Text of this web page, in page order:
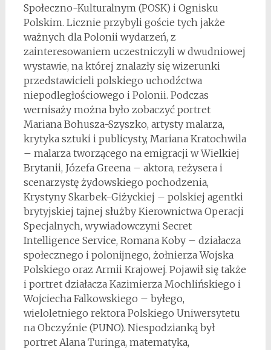
Społeczno-Kulturalnym (POSK) i Ognisku
Polskim. Licznie przybyli goście tych jakże
ważnych dla Polonii wydarzeń, z
zainteresowaniem uczestniczyli w dwudniowej
wystawie, na której znalazły się wizerunki
przedstawicieli polskiego uchodźctwa
niepodległościowego i Polonii. Podczas
wernisaży można było zobaczyć portret
Mariana Bohusza-Szyszko, artysty malarza,
krytyka sztuki i publicysty, Mariana Kratochwila
– malarza tworzącego na emigracji w Wielkiej
Brytanii, Józefa Greena – aktora, reżysera i
scenarzystę żydowskiego pochodzenia,
Krystyny Skarbek-Giżyckiej – polskiej agentki
brytyjskiej tajnej służby Kierownictwa Operacji
Specjalnych, wywiadowczyni Secret
Intelligence Service, Romana Koby – działacza
społecznego i polonijnego, żołnierza Wojska
Polskiego oraz Armii Krajowej. Pojawił się także
i portret działacza Kazimierza Mochlińskiego i
Wojciecha Falkowskiego – byłego,
wieloletniego rektora Polskiego Uniwersytetu
na Obczyźnie (PUNO). Niespodzianką był
portret Alana Turinga, matematyka,